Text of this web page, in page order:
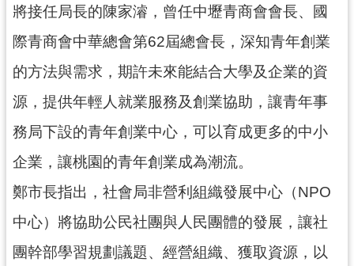
府
訊
公
回
頁
網
站
覽
將接任局長的陳家濬，曾任中壢青商會會長、國
際青商會中華總會第62屆總會長，深知青年創業
的方法與需求，期許未來能結合大學及企業的資
源，提供年輕人就業服務及創業協助，讓青年事
務局下設的青年創業中心，可以育成更多的中小
企業，讓桃園的青年創業成為潮流。
鄭市長指出，社會局非營利組織發展中心（NPO
中心）將協助公民社團與人民團體的發展，讓社
團幹部學習規劃議題、經營組織、獲取資源，以